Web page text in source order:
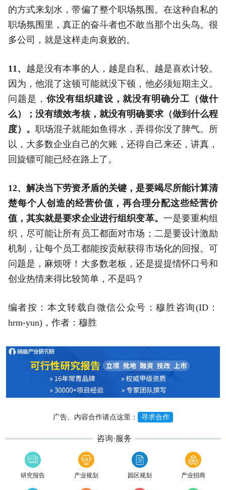
的方式来划水，带偏了整个职场氛围。在这种自私的
职场氛围里，真正的奋斗者也不敢当那个出头鸟。很
多公司，就是这样走向衰败的。
11、 越是没有本事的人，越是自私、越是喜欢计较。
因为，他混了这顿可能就没下顿，他必须短期主义。
问题是，你没有组织建设，就没有明确分工（做什
么）；没有绩效考核，就没有明确要求（做到什么程
度）。 职场混子就能如鱼得水，弄得你没了脾气。所
以，大多数企业自己的欠账，还得自己来还，讲真，
回旋镖可能已经在路上了。
12、解决当下劳资矛盾的关键，是要竭尽所能计算清
楚每个人创造的经营价值，再合理分配这些经营价
值，其实就是要求企业进行组织变革。 一是要重构组
织，尽可能让所有员工都面对市场；二是要设计激励
机制，让每个员工都能按贡献获得市场化的回报。可
问题是，麻烦呀！大多数老板，还是提提情怀口号和
创业热情来得比较简单，不是吗？
编者按：本文转载自微信公众号：穆胜咨询(ID：
hrm-yun)，作者：穆胜
广告、内容合作请点这里： 寻求合作
咨询·服务
研究报告 产业规划 园区规划 产业招商